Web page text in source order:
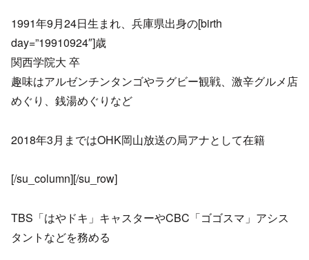
1991年9月24日生まれ、兵庫県出身の[birth
day=”19910924″]歳
関西学院大 卒
趣味はアルゼンチンタンゴやラグビー観戦、激辛グルメ店
めぐり、銭湯めぐりなど
2018年3月まではOHK岡山放送の局アナとして在籍
[/su_column][/su_row]
TBS「はやドキ」キャスターやCBC「ゴゴスマ」アシス
タントなどを務める